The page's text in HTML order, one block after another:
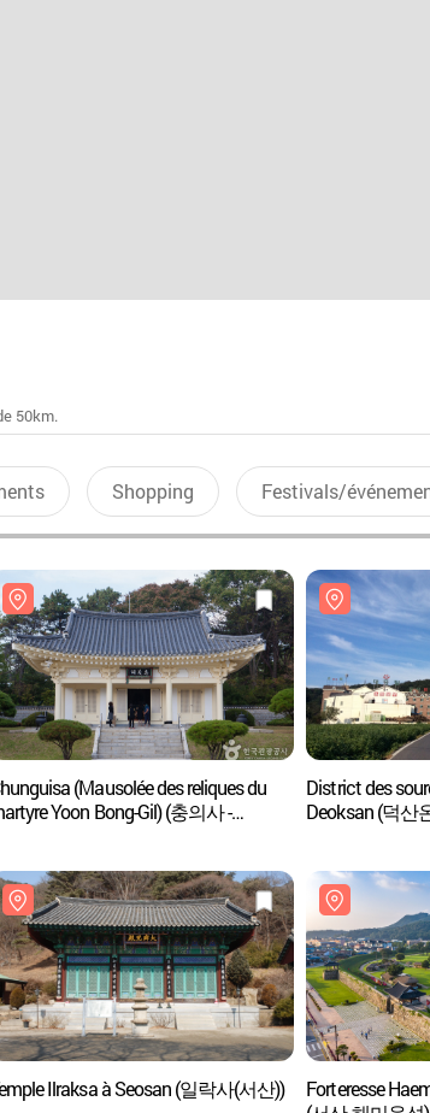
50km.
Shopping Festivals/
(Mausolée des reliques du
Yoon Bong-Gil) (충의사 -
District des
Deoksan (덕산
Ilraksa à Seosan (일락사(서산))
Forteresse